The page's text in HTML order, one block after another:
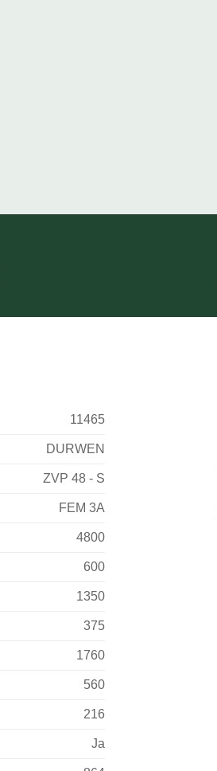
11465
DURWEN
ZVP 48 - S
FEM 3A
4800
600
1350
375
1760
560
216
Ja